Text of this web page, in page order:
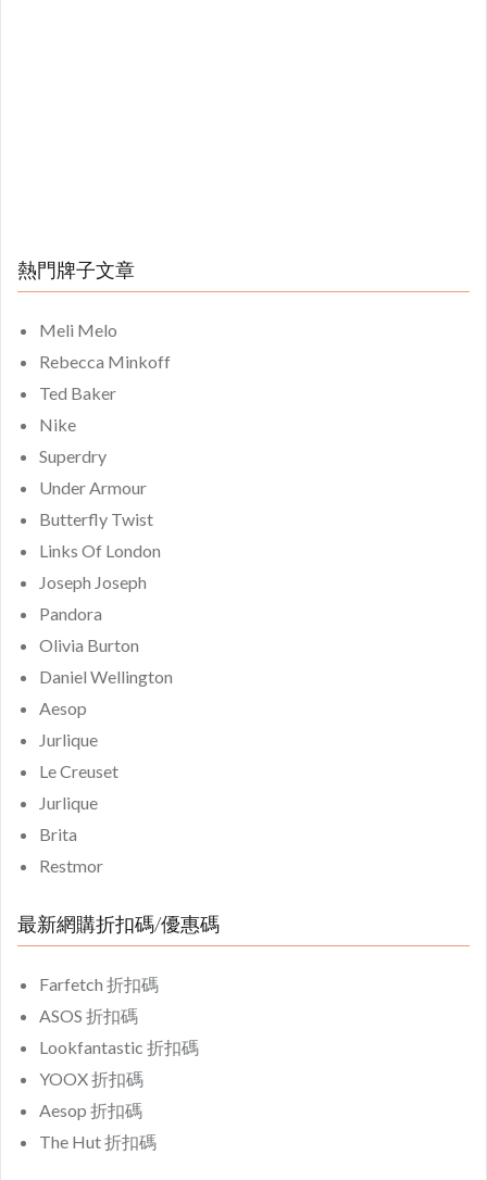
熱門牌子文章
Meli Melo
Rebecca Minkoff
Ted Baker
Nike
Superdry
Under Armour
Butterfly Twist
Links Of London
Joseph Joseph
Pandora
Olivia Burton
Daniel Wellington
Aesop
Jurlique
Le Creuset
Jurlique
Brita
Restmor
最新網購折扣碼/優惠碼
Farfetch 折扣碼
ASOS 折扣碼
Lookfantastic 折扣碼
YOOX 折扣碼
Aesop 折扣碼
The Hut 折扣碼